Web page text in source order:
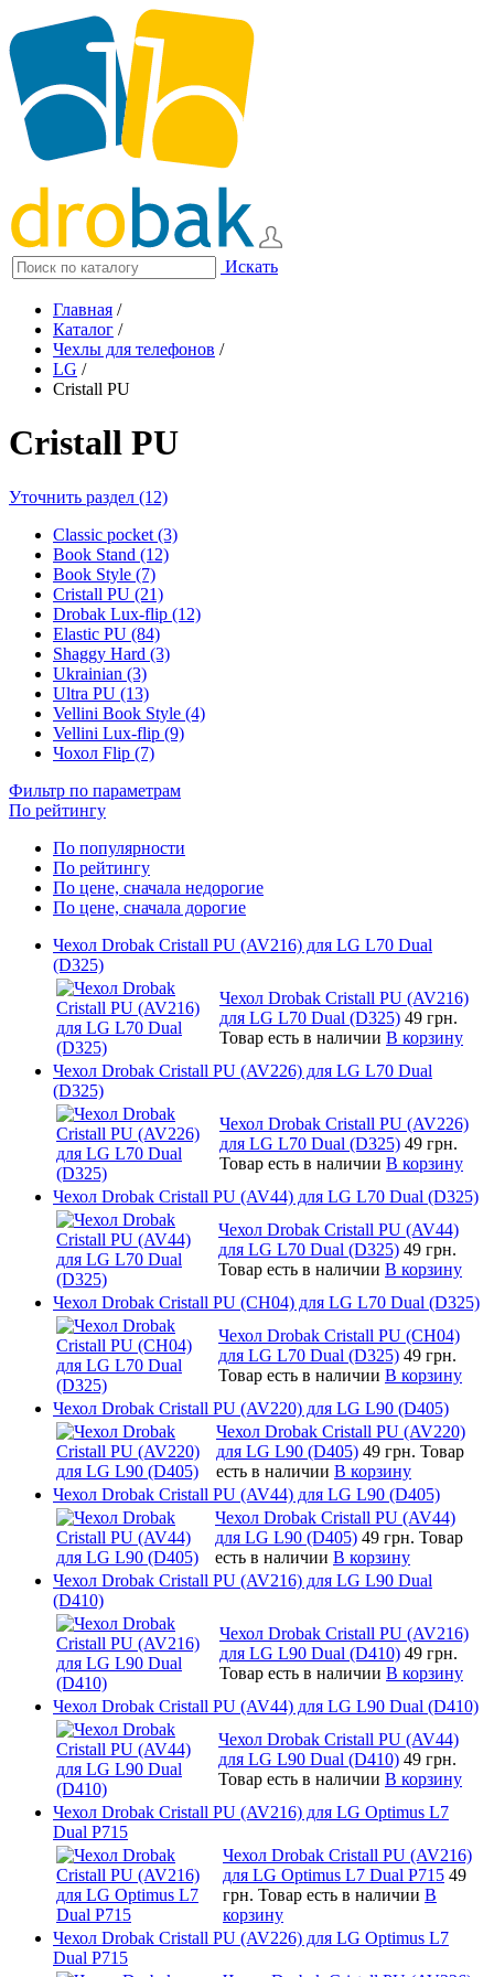
Искать
Главная /
Каталог /
Чехлы для телефонов /
LG /
Cristall PU
Cristall PU
Уточнить раздел (12)
Classic pocket (3)
Book Stand (12)
Book Style (7)
Cristall PU (21)
Drobak Lux-flip (12)
Elastic PU (84)
Shaggy Hard (3)
Ukrainian (3)
Ultra PU (13)
Vellini Book Style (4)
Vellini Lux-flip (9)
Чохол Flip (7)
Фильтр по параметрам
По рейтингу
По популярности
По рейтингу
По цене, сначала недорогие
По цене, сначала дорогие
Чехол Drobak Cristall PU (AV216) для LG L70 Dual
(D325)
Чехол Drobak Cristall PU (AV216)
для LG L70 Dual (D325) 49 грн.
Товар есть в наличии В корзину
Чехол Drobak Cristall PU (AV226) для LG L70 Dual
(D325)
Чехол Drobak Cristall PU (AV226)
для LG L70 Dual (D325) 49 грн.
Товар есть в наличии В корзину
Чехол Drobak Cristall PU (AV44) для LG L70 Dual (D325)
Чехол Drobak Cristall PU (AV44)
для LG L70 Dual (D325) 49 грн.
Товар есть в наличии В корзину
Чехол Drobak Cristall PU (CH04) для LG L70 Dual (D325)
Чехол Drobak Cristall PU (CH04)
для LG L70 Dual (D325) 49 грн.
Товар есть в наличии В корзину
Чехол Drobak Cristall PU (AV220) для LG L90 (D405)
Чехол Drobak Cristall PU (AV220)
для LG L90 (D405) 49 грн. Товар
есть в наличии В корзину
Чехол Drobak Cristall PU (AV44) для LG L90 (D405)
Чехол Drobak Cristall PU (AV44)
для LG L90 (D405) 49 грн. Товар
есть в наличии В корзину
Чехол Drobak Cristall PU (AV216) для LG L90 Dual
(D410)
Чехол Drobak Cristall PU (AV216)
для LG L90 Dual (D410) 49 грн.
Товар есть в наличии В корзину
Чехол Drobak Cristall PU (AV44) для LG L90 Dual (D410)
Чехол Drobak Cristall PU (AV44)
для LG L90 Dual (D410) 49 грн.
Товар есть в наличии В корзину
Чехол Drobak Cristall PU (AV216) для LG Optimus L7
Dual P715
Чехол Drobak Cristall PU (AV216)
для LG Optimus L7 Dual P715 49
грн. Товар есть в наличии В
корзину
Чехол Drobak Cristall PU (AV226) для LG Optimus L7
Dual P715